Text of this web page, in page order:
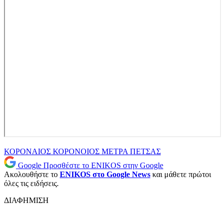
ΚΟΡΟΝΑΙΟΣ ΚΟΡΟΝΟΙΟΣ ΜΕΤΡΑ ΠΕΤΣΑΣ
Google Προσθέστε το ENIKOS στην Google
Ακολουθήστε το ENIKOS στο Google News και μάθετε πρώτοι
όλες τις ειδήσεις.
ΔΙΑΦΗΜΙΣΗ